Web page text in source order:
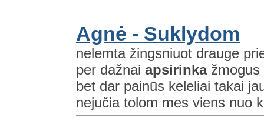
Agnė - Suklydom
nelemta žingsniuot drauge
per dažnai apsirinkažmogus
bet dar painūs keleliai takai
nejučia tolom mes viens nuo